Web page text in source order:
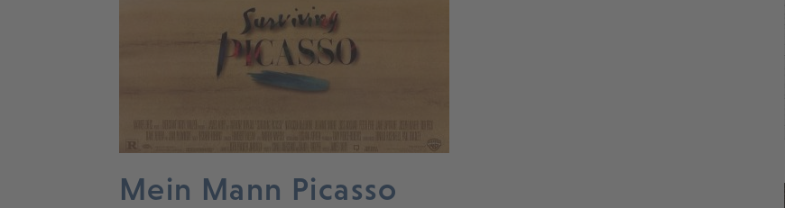
Mein Mann Picasso